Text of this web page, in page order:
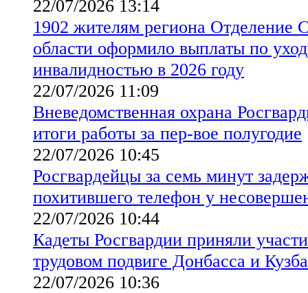
22/07/2026 13:14
1902 жителям региона Отделение
области оформило выплаты по
инвалидностью в 2026 году
22/07/2026 11:09
Вневедомственная охрана
итоги работы за пер-вое полугодие
22/07/2026 10:45
Росгвардейцы за семь минут
похитившего телефон у
22/07/2026 10:44
Кадеты Росгвардии приняли
трудовом подвиге Донбасса и
22/07/2026 10:36